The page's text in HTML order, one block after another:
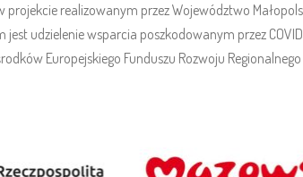
projekcie realizowanym przez Województwo
udzielenie wsparcia poszkodowanym przez
Europejskiego Funduszu Rozwoju